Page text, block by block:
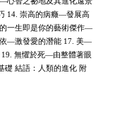
14. 崇高的病癥—發展高
一生即是你的藝術傑作—
依—激發愛的潛能 17. 美—
無懼於死—由整體著眼
礎 結語：人類的進化 附